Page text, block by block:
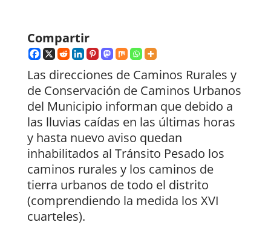
Compartir
Las direcciones de Caminos Rurales y
de Conservación de Caminos Urbanos
del Municipio informan que debido a
las lluvias caídas en las últimas horas
y hasta nuevo aviso quedan
inhabilitados al Tránsito Pesado los
caminos rurales y los caminos de
tierra urbanos de todo el distrito
(comprendiendo la medida los XVI
cuarteles).